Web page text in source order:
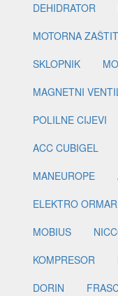
DEHIDRATOR
MOTORNA
SKLOPNIK
MAGNETNI
POLILNE CIJEVI
ACC CUBIGEL
MANEUROPE
ELEKTRO ORMAR
MOBIUS
KOMPRESOR
DORIN